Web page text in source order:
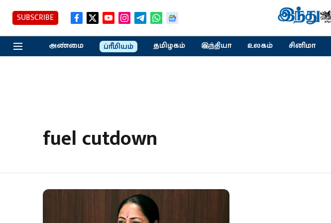
SUBSCRIBE
அண்மை ப்ரீமியம் தமிழகம் இந்தியா உலகம் சினிமா
fuel cutdown